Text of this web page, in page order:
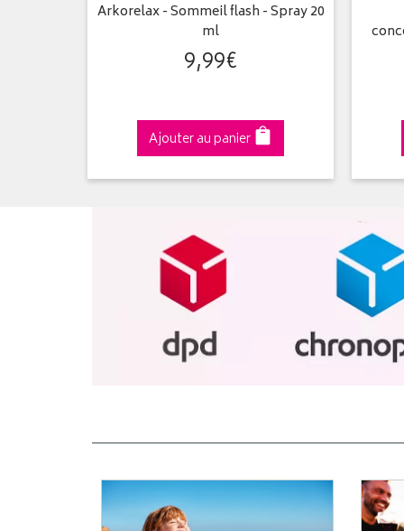
Arkorelax - Sommeil flash - Spray 20
ml
9,99€
Ajouter au panier